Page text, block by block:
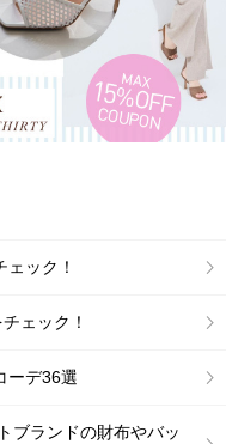
ック！
ェック！
ーデ36選
ブランドの財布やバッ